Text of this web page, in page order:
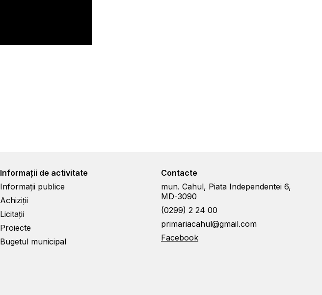
Informații de activitate
Informații publice
Achiziții
Licitații
Proiecte
Bugetul municipal
Contacte
mun. Cahul, Piata Independentei 6,
MD-3090
(0299) 2 24 00
primariacahul@gmail.com
Facebook